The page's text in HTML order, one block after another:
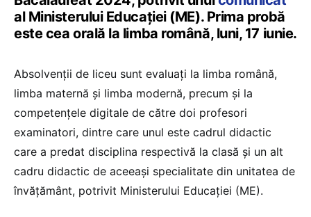
al Ministerului Educației (ME). Prima probă
este cea orală la limba română, luni, 17 iunie.
Absolvenții de liceu sunt evaluați la limba română,
limba maternă şi limba modernă, precum şi la
competențele digitale de către doi profesori
examinatori, dintre care unul este cadrul didactic
care a predat disciplina respectivă la clasă și un alt
cadru didactic de aceeaşi specialitate din unitatea de
învăţământ, potrivit Ministerului Educației (ME).